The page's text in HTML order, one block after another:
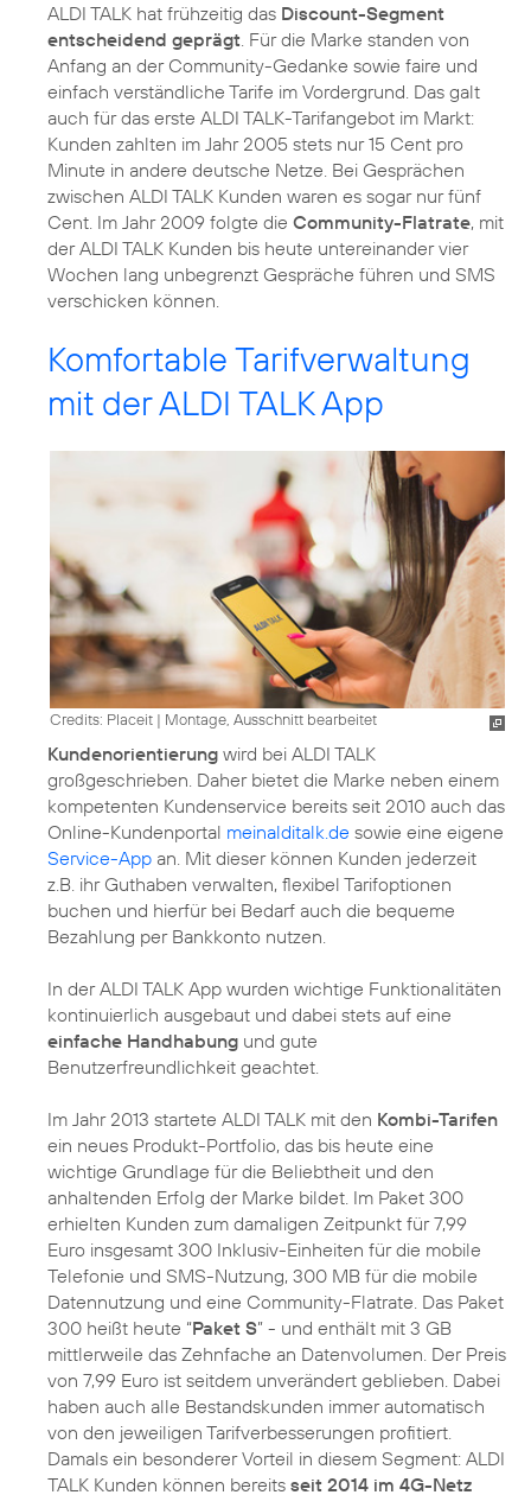
ALDI TALK hat frühzeitig das Discount-Segment
entscheidend geprägt. Für die Marke standen von
Anfang an der Community-Gedanke sowie faire und
einfach verständliche Tarife im Vordergrund. Das galt
auch für das erste ALDI TALK-Tarifangebot im Markt:
Kunden zahlten im Jahr 2005 stets nur 15 Cent pro
Minute in andere deutsche Netze. Bei Gesprächen
zwischen ALDI TALK Kunden waren es sogar nur fünf
Cent. Im Jahr 2009 folgte die Community-Flatrate, mit
der ALDI TALK Kunden bis heute untereinander vier
Wochen lang unbegrenzt Gespräche führen und SMS
Komfortable Tarifverwaltung
mit der ALDI TALK App
Credits: Placeit | Montage, Ausschnitt bearbeitet
Kundenorientierung wird bei ALDI TALK
großgeschrieben. Daher bietet die Marke neben einem
kompetenten Kundenservice bereits seit 2010 auch das
Online-Kundenportal meinalditalk.de sowie eine eigene
Service-App an. Mit dieser können Kunden jederzeit
z.B. ihr Guthaben verwalten, flexibel Tarifoptionen
buchen und hierfür bei Bedarf auch die bequeme
Bezahlung per Bankkonto nutzen.
In der ALDI TALK App wurden wichtige Funktionalitäten
kontinuierlich ausgebaut und dabei stets auf eine
einfache Handhabung und gute
Benutzerfreundlichkeit geachtet.
Im Jahr 2013 startete ALDI TALK mit den Kombi-Tarifen
ein neues Produkt-Portfolio, das bis heute eine
wichtige Grundlage für die Beliebtheit und den
anhaltenden Erfolg der Marke bildet. Im Paket 300
erhielten Kunden zum damaligen Zeitpunkt für 7,99
Euro insgesamt 300 Inklusiv-Einheiten für die mobile
Telefonie und SMS-Nutzung, 300 MB für die mobile
Datennutzung und eine Community-Flatrate. Das Paket
300 heißt heute “Paket S” - und enthält mit 3 GB
mittlerweile das Zehnfache an Datenvolumen. Der Preis
von 7,99 Euro ist seitdem unverändert geblieben. Dabei
haben auch alle Bestandskunden immer automatisch
von den jeweiligen Tarifverbesserungen profitiert.
Damals ein besonderer Vorteil in diesem Segment: ALDI
TALK Kunden können bereits seit 2014 im 4G-Netz